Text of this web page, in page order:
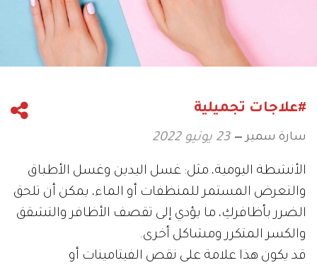
#علاجات تجميلية
سارة سمير 23 يونيو 2022
الأنشطة اليومية، مثل: غسل اليدين وغسل الأطباق
والتعرض المستمر للمنظفات أو الماء، يمكن أن تلحق
الضرر بأظافركِ، ما يؤدي إلى تقصف الأظافر والتشقق
والكسر المتكرر ومشاكل أخرى.
قد يكون هذا علامة على نقص الفيتامينات أو